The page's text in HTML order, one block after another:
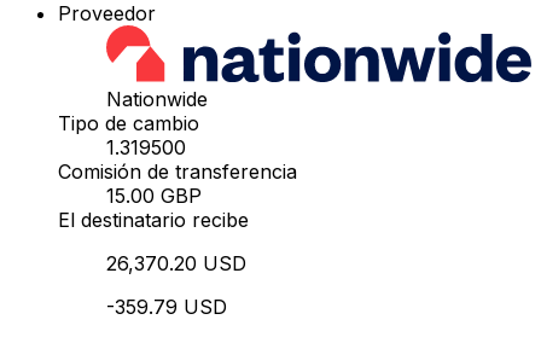
Proveedor
Nationwide
Tipo de cambio
1.319500
Comisión de transferencia
15.00 GBP
El destinatario recibe
26,370.20 USD
-359.79 USD